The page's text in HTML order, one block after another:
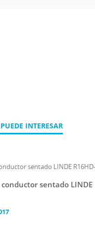
INTERESAR
sentado LINDE